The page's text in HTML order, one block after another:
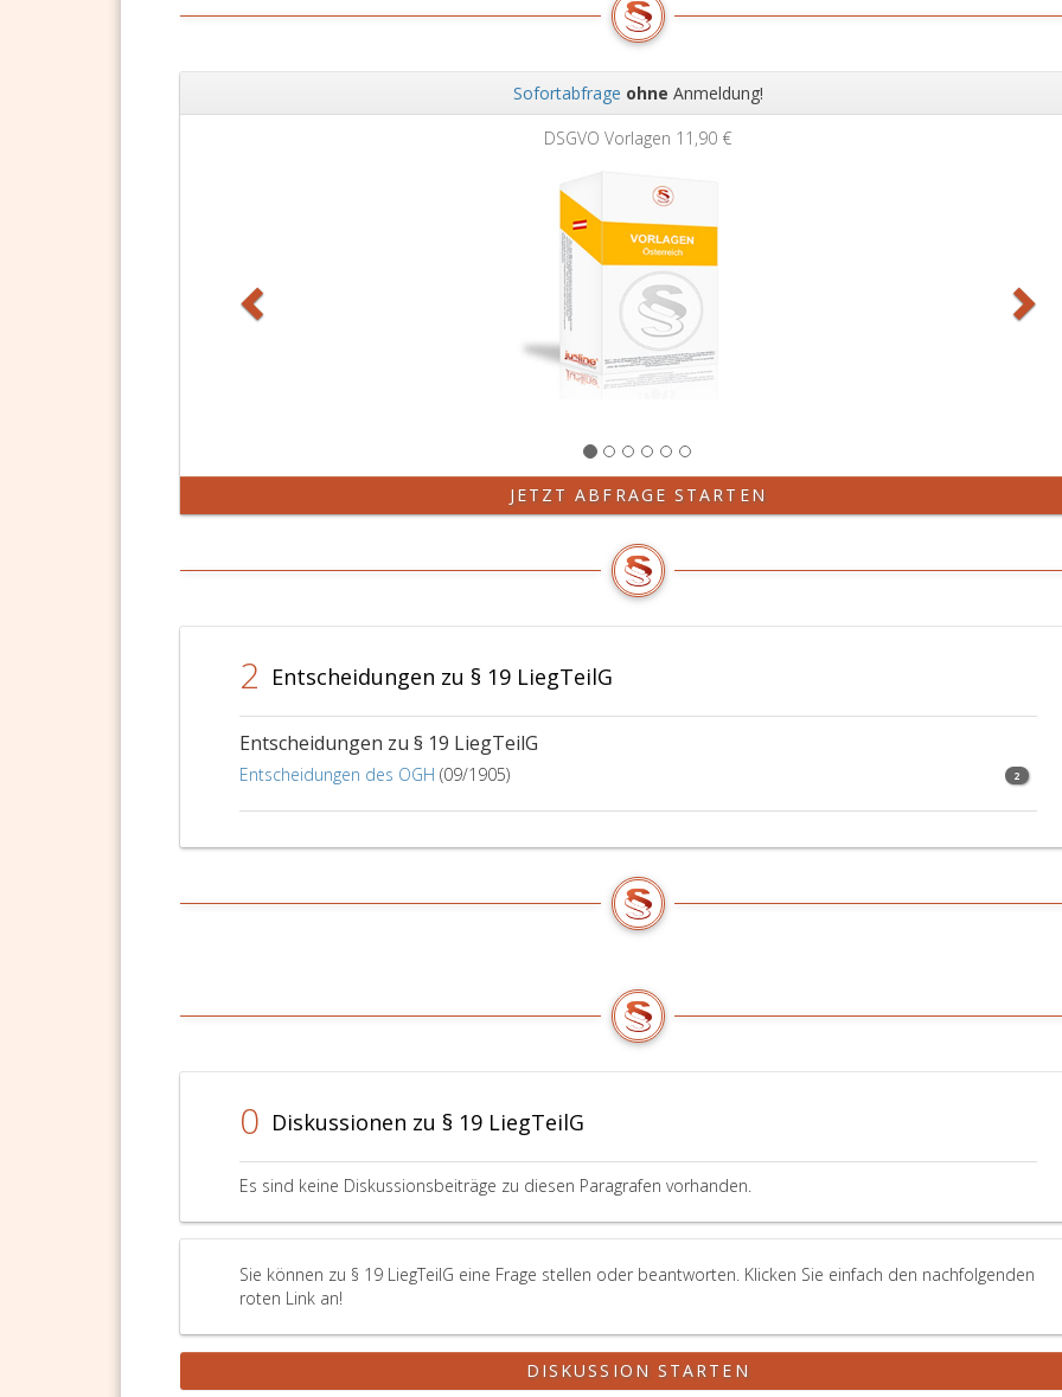
Sofortabfrage ohne Anmeldung!
DSGVO Vorlagen 11,90 €
JETZT ABFRAGE STARTEN
2 Entscheidungen zu § 19 LiegTeilG
Entscheidungen zu § 19 LiegTeilG
Entscheidungen des OGH (09/1905) 2
0 Diskussionen zu § 19 LiegTeilG
Es sind keine Diskussionsbeiträge zu diesen Paragrafen vorhanden.
Sie können zu § 19 LiegTeilG eine Frage stellen oder beantworten. Klicken Sie einfach den nachfolgenden
roten Link an!
DISKUSSION STARTEN